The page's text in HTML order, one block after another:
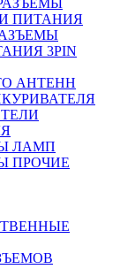
ПИТАНИЯ
3PIN
АНТЕНН
ЛАМП
ПРОЧИЕ